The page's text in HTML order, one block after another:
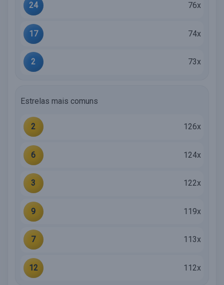
24 76x
17 74x
2 73x
Estrelas mais comuns
2 126x
6 124x
3 122x
9 119x
7 113x
12 112x